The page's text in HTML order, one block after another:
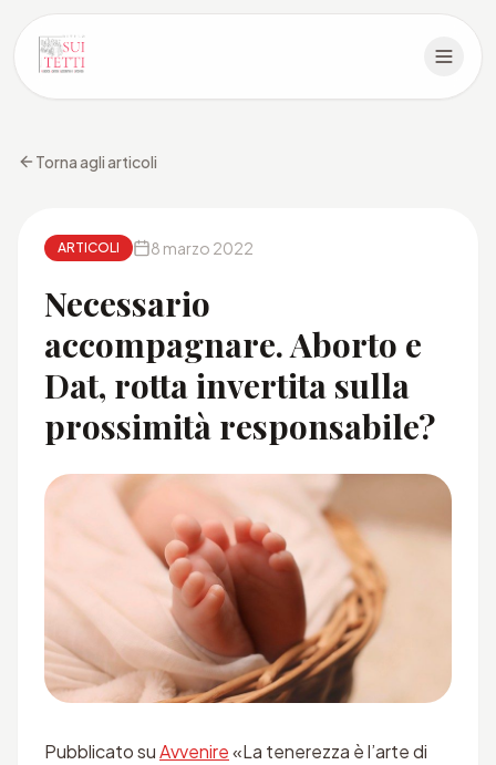
Torna agli articoli
ARTICOLI 8 marzo 2022
Necessario
accompagnare. Aborto e
Dat, rotta invertita sulla
prossimità responsabile?
Pubblicato suAvvenire«La tenerezza è l’arte di